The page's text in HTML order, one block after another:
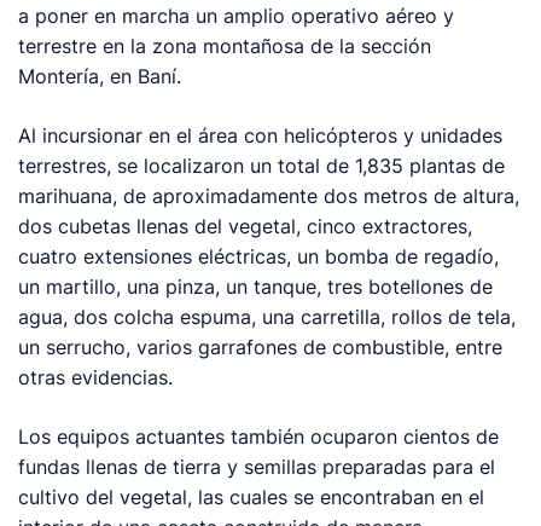
a poner en marcha un amplio operativo aéreo y
terrestre en la zona montañosa de la sección
Montería, en Baní.
Al incursionar en el área con helicópteros y unidades
terrestres, se localizaron un total de 1,835 plantas de
marihuana, de aproximadamente dos metros de altura,
dos cubetas llenas del vegetal, cinco extractores,
cuatro extensiones eléctricas, un bomba de regadío,
un martillo, una pinza, un tanque, tres botellones de
agua, dos colcha espuma, una carretilla, rollos de tela,
un serrucho, varios garrafones de combustible, entre
otras evidencias.
Los equipos actuantes también ocuparon cientos de
fundas llenas de tierra y semillas preparadas para el
cultivo del vegetal, las cuales se encontraban en el